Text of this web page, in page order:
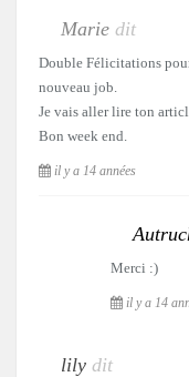
Marie dit
Double Félicitations
nouveau job.
Je vais aller lire ton
Bon week end.
il y a 14 années
Merci :)
il y a 14
lily dit